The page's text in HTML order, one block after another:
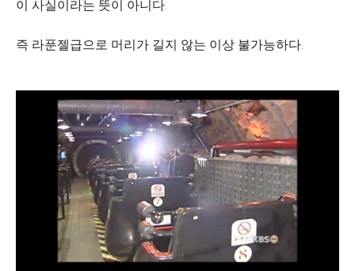
이 사실이라는 뜻이 아니다.
즉 라푼젤급으로 머리가 길지 않는 이상 불가능하다.